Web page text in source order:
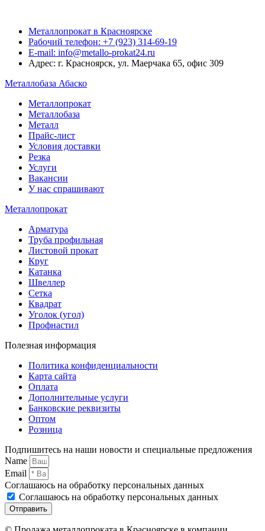
Металлопрокат в Красноярске
Рабочий телефон: +7 (923) 314-69-19
E-mail: info@metallo-prokat24.ru
Адрес: г. Красноярск, ул. Маерчака 65, офис 309
Металлобаза Абаско
Металлопрокат
Металлобаза
Металл
Прайс-лист
Условия доставки
Резка
Услуги
Вакансии
У нас спрашивают
Металлопрокат
Арматура
Труба профильная
Листовой прокат
Круг
Катанка
Швеллер
Сетка
Квадрат
Уголок (угол)
Профнастил
Полезная информация
Политика конфиденциальности
Карта сайта
Оплата
Дополнительные услуги
Банковские реквизиты
Оптом
Розница
Подпишитесь на наши новости и специальные предложения
Name
Email
Соглашаюсь на обработку персональных данных
Соглашаюсь на обработку персональных данных
Отправить